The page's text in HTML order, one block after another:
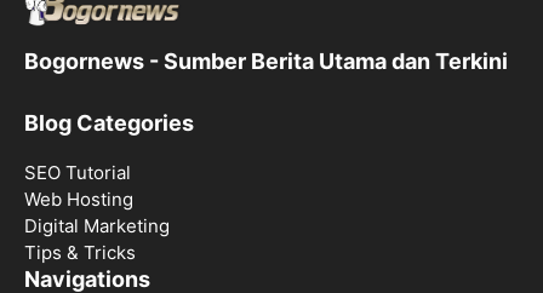
Bogornews - Sumber Berita Utama dan Terkini
Blog Categories
SEO Tutorial
Web Hosting
Digital Marketing
Tips & Tricks
Navigations